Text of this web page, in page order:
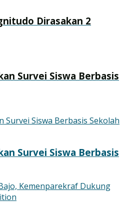
Dirasakan 2
Survei Siswa Berbasis
Survei Siswa Berbasis